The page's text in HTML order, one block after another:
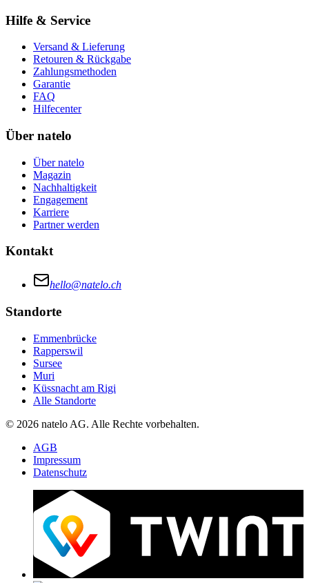
Hilfe & Service
Versand & Lieferung
Retouren & Rückgabe
Zahlungsmethoden
Garantie
FAQ
Hilfecenter
Über natelo
Über natelo
Magazin
Nachhaltigkeit
Engagement
Karriere
Partner werden
Kontakt
hello@natelo.ch
Standorte
Emmenbrücke
Rapperswil
Sursee
Muri
Küssnacht am Rigi
Alle Standorte
© 2026 natelo AG. Alle Rechte vorbehalten.
AGB
Impressum
Datenschutz